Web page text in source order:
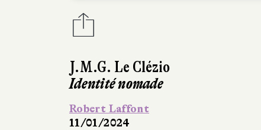
J.M.G. Le Clézio
Identité nomade
Robert Laffont
11/01/2024